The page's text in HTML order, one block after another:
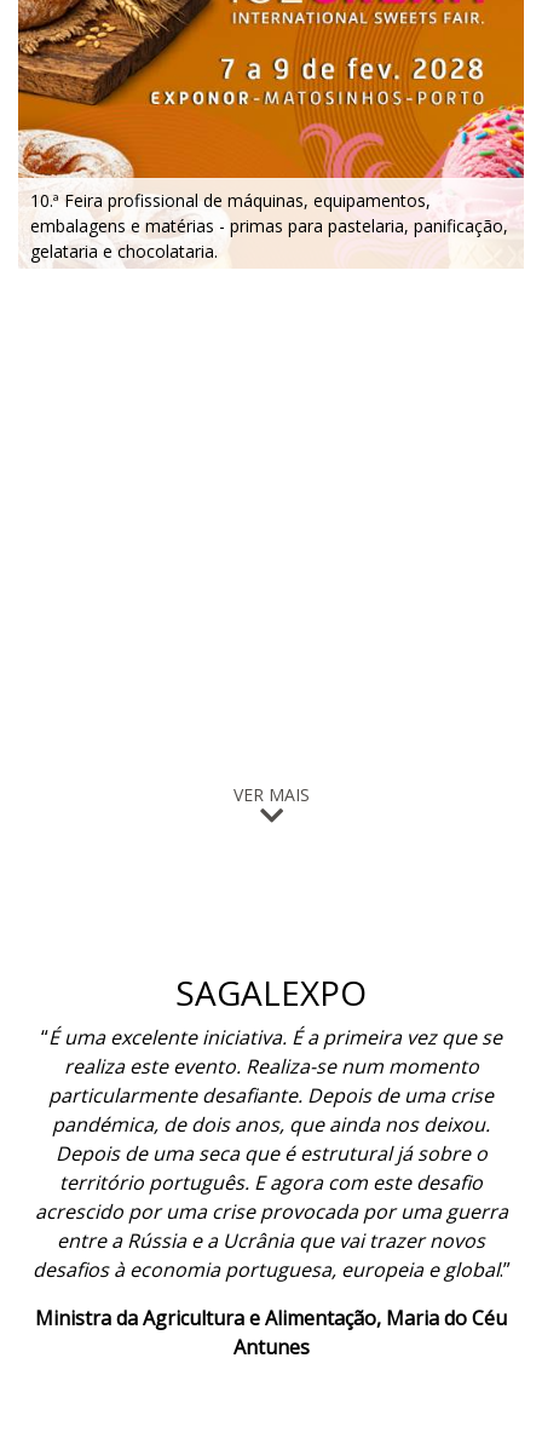
10.ª Feira profissional de máquinas, equipamentos,
embalagens e matérias - primas para pastelaria, panificação,
gelataria e chocolataria.
7 a 9 de fevereiro 2028 - EXPONOR - Porto
VER MAIS
MOLDPLÁS
"A feira MOLDPLÁS é uma excelente iniciativa criada
pela EXPOSALÃO, porque traz até nós aquilo que
apenas poderíamos ver em feiras no estrangeiro,
contribuindo assim para um maior nível de
informação e futuros investimentos. Por outro lado
mostra aos clientes da indústria o nível tecnológico e
a qualidade dos produtos que são produzidos em
Portugal".
Pedro Colaço, Presidente da APIP